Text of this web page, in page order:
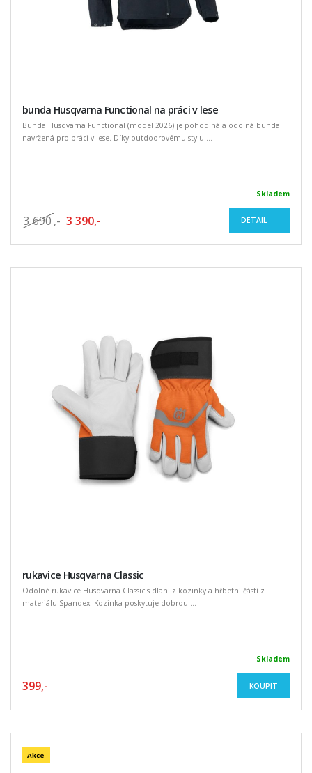
bunda Husqvarna Functional na práci v lese
Bunda Husqvarna Functional (model 2026) je pohodlná a odolná bunda
navržená pro práci v lese. Díky outdoorovému stylu ...
Skladem
3 690 ,- 3 390,- DETAIL
rukavice Husqvarna Classic
Odolné rukavice Husqvarna Classic s dlaní z kozinky a hřbetní částí z
materiálu Spandex. Kozinka poskytuje dobrou ...
Skladem
399,- KOUPIT
Akce